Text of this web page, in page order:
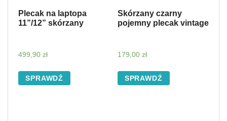
Plecak na laptopa
11”/12” skórzany
499,90 zł
SPRAWDŹ
Skórzany czarny
pojemny plecak vintage
179,00 zł
SPRAWDŹ